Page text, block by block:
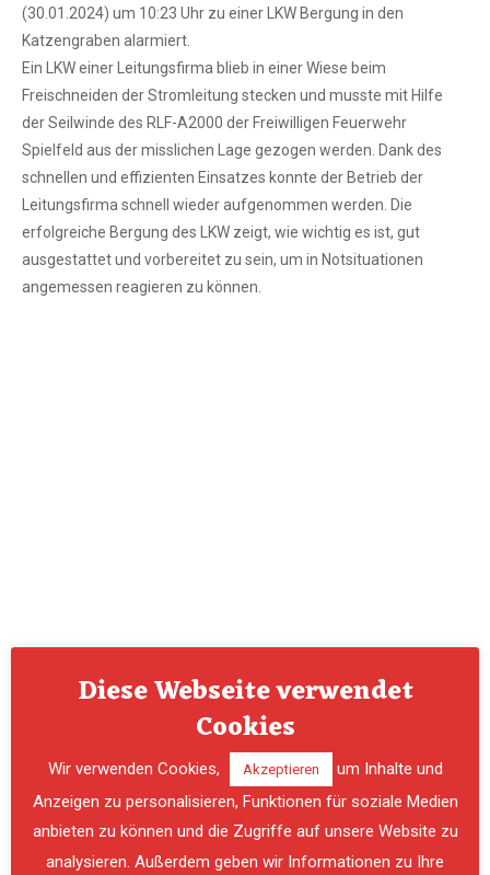
(30.01.2024) um 10:23 Uhr zu einer LKW Bergung in den
Katzengraben alarmiert.
Ein LKW einer Leitungsfirma blieb in einer Wiese beim
Freischneiden der Stromleitung stecken und musste mit Hilfe
der Seilwinde des RLF-A2000 der Freiwilligen Feuerwehr
Spielfeld aus der misslichen Lage gezogen werden. Dank des
schnellen und effizienten Einsatzes konnte der Betrieb der
Leitungsfirma schnell wieder aufgenommen werden. Die
erfolgreiche Bergung des LKW zeigt, wie wichtig es ist, gut
ausgestattet und vorbereitet zu sein, um in Notsituationen
angemessen reagieren zu können.
Diese Webseite verwendet
Cookies
Wir verwenden Cookies, Akzeptieren
um Inhalte und
Anzeigen zu personalisieren, Funktionen für soziale Medien
anbieten zu können und die Zugriffe auf unsere Website zu
analysieren. Außerdem geben wir Informationen zu Ihre